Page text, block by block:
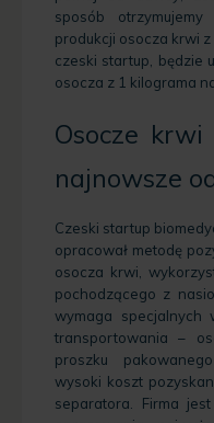
sposób
produkcji osocza krwi
czeski startup, będzie
osocza z 1 kilograma
Osocze
najnowsze
Czeski startup
opracował metodę
osocza krwi,
pochodzącego z
wymaga specjalnych
transportowania –
proszku
wysoki koszt
separatora. Firma